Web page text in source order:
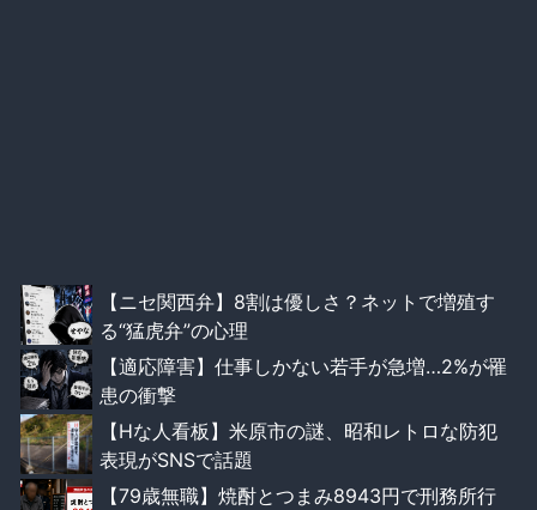
【ニセ関西弁】8割は優しさ？ネットで増殖す
る“猛虎弁”の心理
【適応障害】仕事しかない若手が急増…2%が罹
患の衝撃
【Hな人看板】米原市の謎、昭和レトロな防犯
表現がSNSで話題
【79歳無職】焼酎とつまみ8943円で刑務所行